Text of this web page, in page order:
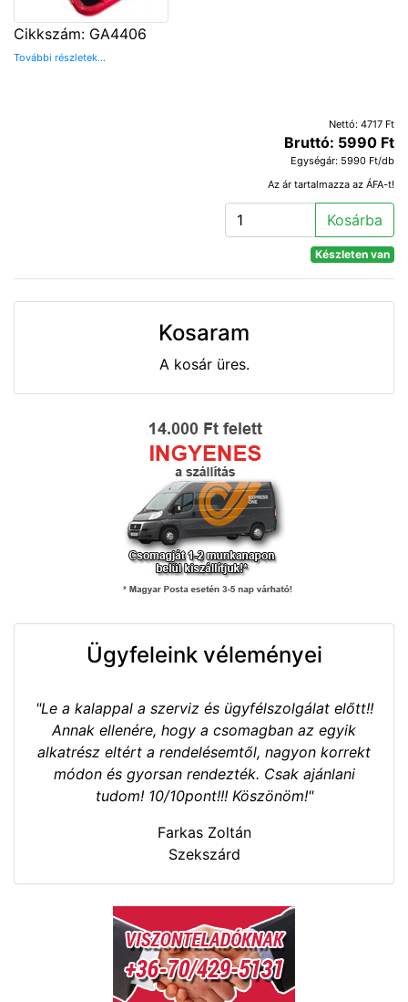
Cikkszám: GA4406
További részletek...
Nettó: 4717 Ft
Bruttó: 5990 Ft
Egységár: 5990 Ft/db
Az ár tartalmazza az ÁFA-t!
Kosárba
Készleten van
Kosaram
A kosár üres.
Ügyfeleink véleményei
"Le a kalappal a szerviz és ügyfélszolgálat előtt!!
Annak ellenére, hogy a csomagban az egyik
alkatrész eltért a rendelésemtől, nagyon korrekt
módon és gyorsan rendezték. Csak ajánlani
tudom! 10/10pont!!! Köszönöm!"
Farkas Zoltán
Szekszárd